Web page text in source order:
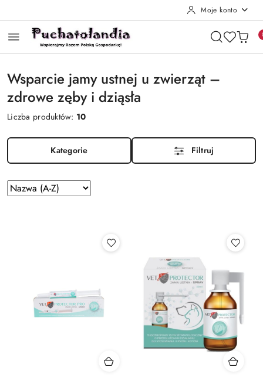
Moje konto
Wsparcie jamy ustnej u zwierząt –
zdrowe zęby i dziąsła
Liczba produktów: 10
Kategorie Filtruj
Zastosowano
sortowanie:
Sortuj
według